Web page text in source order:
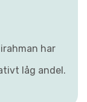
har
låg andel.